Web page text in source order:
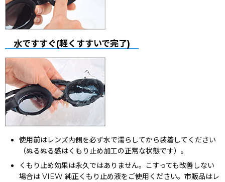
水ですすぐ(軽くすすいで完了)
使用前はレンズ内側を必ず水で濡らしてから装着してください
（ぬるぬる感はくもり止め加工の正常な状態です）。
くもり止め効果は永久ではありません。こすっても改善しない
場合は VIEW 純正くもり止め液をご使用ください。市販品はレ